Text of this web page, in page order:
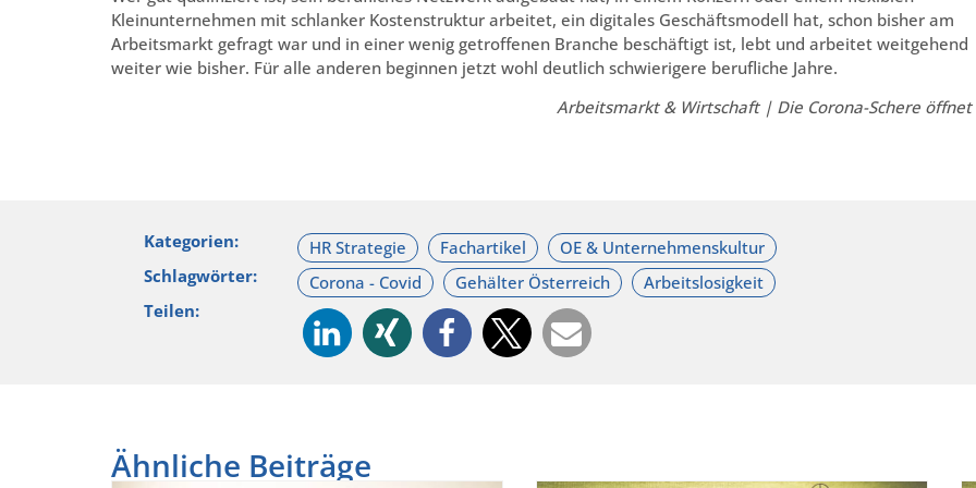
Kleinunternehmen mit schlanker Kostenstruktur arbeitet, ein digitales Geschäftsmodell hat, schon bisher am
Arbeitsmarkt gefragt war und in einer wenig getroffenen Branche beschäftigt ist, lebt und arbeitet weitgehend
weiter wie bisher. Für alle anderen beginnen jetzt wohl deutlich schwierigere berufliche Jahre.
Arbeitsmarkt & Wirtschaft | Die Corona-Schere öffnet
Kategorien:
Schlagwörter:
Teilen:
Ähnliche Beiträge